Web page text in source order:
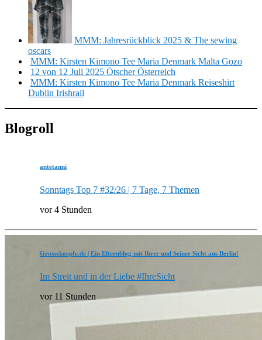
MMM: Jahresrückblick 2025 & The sewing
oscars
MMM: Kirsten Kimono Tee Maria Denmark Malta Gozo
12 von 12 Juli 2025 Ötscher Österreich
MMM: Kirsten Kimono Tee Maria Denmark Reiseshirt
Dublin Irishrail
Blogroll
antetanni
Sonntags Top 7 #32/26 | 7 Tage, 7 Themen
vor 4 Stunden
Grossekoepfe.de | Ein Elternblog mit Ihrer und Seiner Sicht aus Berlin!
Im Streit und in der Liebe #IhreSicht
vor 11 Stunden